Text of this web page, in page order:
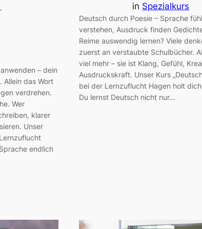
– dein
Allein das Wort
verdrehen.
Wer
klarer
Unser
endlich
in Spezialkurs
Deutsch durch Poesie – Sprache
verstehen, Ausdruck finden
Reime auswendig lernen? Viele
zuerst an verstaubte Schulbücher.
viel mehr – sie ist Klang, Gefühl,
Ausdruckskraft. Unser Kurs
bei der Lernzuflucht Hagen holt
Du lernst Deutsch nicht nur…